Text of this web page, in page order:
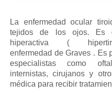
La enfermedad ocular
tejidos de los ojos.
Es
hiperactiva (
enfermedad deGraves . Es
especialistas como
internistas, cirujanos y
médica para recibir